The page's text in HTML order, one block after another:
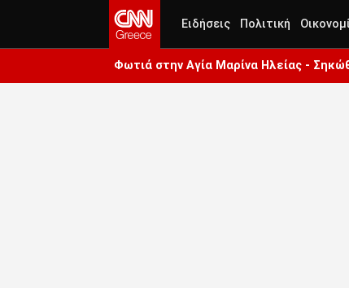
Ειδήσεις Πολιτική
Φωτιά στην Aγία Μαρίνα Ηλείας -